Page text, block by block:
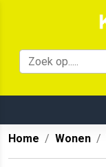
Home Wonen